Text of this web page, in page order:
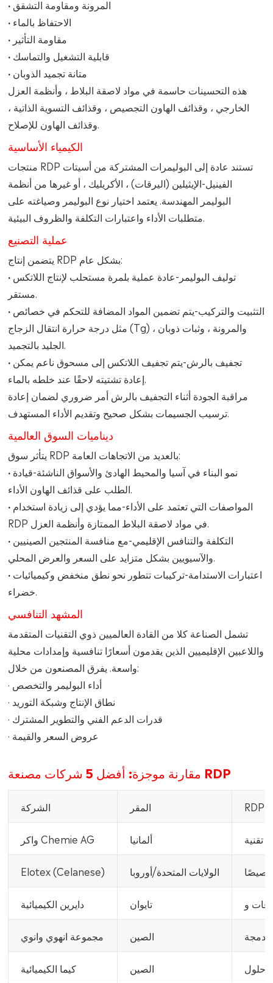
· المرونة ومقاومة التشقق
· الاحتفاظ بالماء
· مقاومة التأثير
· قابلية التشغيل والتماسك
· متانة تجميد الذوبان
هذه التحسينات حاسمة في مواد لاصقة البلاط ، وأنظمة العزل
الخارجي ، وقذائف الهاون التجصيص ، وقذائف التسوية الذاتية ،
الكيمياء الأساسية
منتجات RDP تستند عادة إلى البوليمرات المشتركة من أسيتات
الفينيل-الإيثيلين (اليرقات) ، الأكريليك ، أو غيرها من أنظمة
البوليمر المهندسة. يعتمد اختيار نوع البوليمر وصياغته على
عملية التصنيع
يتضمن إنتاج RDP بشكل عام:
· توليف البوليمر -عادة عملية بلمرة مستحلب لإنتاج اللاتكس
· التثبيت والتركيب-يتم تضمين المواد المضافة للتحكم في خصائص
مثل درجة حرارة انتقال الزجاج (Tg) ، والمرونة ، وثبات ذوبان
· تجفيف بالرش-يتم تجفيف اللاتكس إلى مسحوق ناعم يمكن
مراقبة الجودة أثناء التجفيف بالرش أمر ضروري لضمان إعادة
ديناميات السوق العالمية
يتأثر سوق RDP بالعديد من الاتجاهات العامة:
· نمو البناء في آسيا والمحيط الهادئ والأسواق الناشئة-قيادة
· المواصفات التي تعتمد على الأداء-مما يؤدي إلى زيادة استخدام
· التكلفة والتنافس الإقليمي-مع منافسة المنتجين الصينيين
· اعتبارات الاستدامة-تركيبات تتطور نحو نطق منخفض وكيميائيات
المشهد التنافسي
تشمل الصناعة كلا من القادة العالميين ذوي التقنيات المتقدمة
واللاعبين الإقليميين الذين يقدمون أسعارًا تنافسية وإمدادات محلية
واسعة. يفرق المصنعون من خلال:
· أداء البوليمر والتخصص
· نطاق الإنتاج وشبكة التوريد
· قدرات الدعم الفني والتطوير المشترك
· عروض السعر والقيمة
مقارنة موجزة: أفضل 5 شركات مصنعة RDP
الشركة المقر
واكر Chemie AG ألمانيا
Elotex (Celanese) الولايات المتحدة/أوروبا خصيصًا
دايرين الكيميائية تايوان
مجموعة انهوي وانوي الصين
كيما الكيميائية الصين